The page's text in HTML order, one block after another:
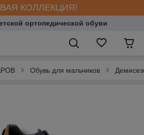
КОЛЛЕКЦИЯ!
ортопедической обуви
Обувь для мальчиков